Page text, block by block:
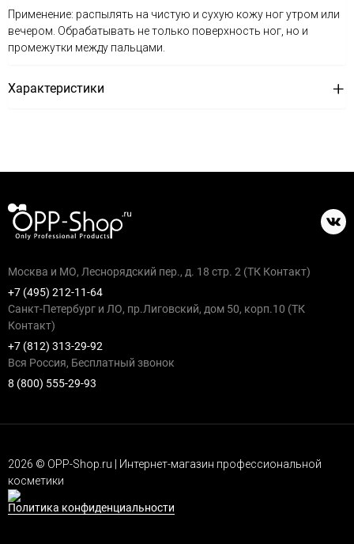
Применение: распылять на чистую и сухую кожу ног утром или
вечером. Обрабатывать не только поверхность ног, но и
промежутки между пальцами.
Характеристики
Москва и МО, Леснорядский пер., д. 18 стр. 2 (ТК Контакт)
+7 (495) 212-11-64
Санкт-Петербург и ЛО, пр.Лиговский, дом 50, корп.10 (ТК
Контакт)
+7 (812) 313-29-92
Вся Россия, Бесплатный звонок
8 (800) 555-29-93
2026 © OPP-Shop.ru | Интернет-магазин профессиональной
косметики
Политика конфиденциальности